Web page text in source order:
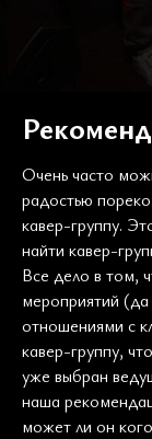
Очень часто
радостью
кавер-группу.
найти кавер-
Все дело в том,
мероприятий
отношениями с
кавер-группу,
уже выбран
наша
может ли он